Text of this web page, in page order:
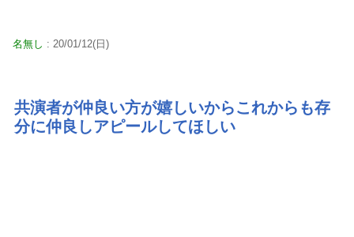
名無し : 20/01/12(日)
共演者が仲良い方が嬉しいからこれからも存
分に仲良しアピールしてほしい